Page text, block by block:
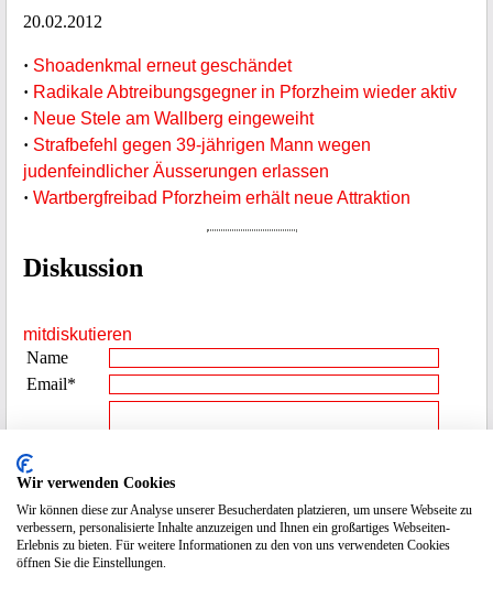
20.02.2012
· Shoadenkmal erneut geschändet
· Radikale Abtreibungsgegner in Pforzheim wieder aktiv
· Neue Stele am Wallberg eingeweiht
· Strafbefehl gegen 39-jährigen Mann wegen
judenfeindlicher Äusserungen erlassen
· Wartbergfreibad Pforzheim erhält neue Attraktion
Diskussion
mitdiskutieren
Name
Email*
Beitrag**
Spamcode
eingeben
3372
Wir verwenden Cookies
Wir können diese zur Analyse unserer Besucherdaten platzieren, um unsere Webseite zu
verbessern, personalisierte Inhalte anzuzeigen und Ihnen ein großartiges Webseiten-
Erlebnis zu bieten. Für weitere Informationen zu den von uns verwendeten Cookies
öffnen Sie die Einstellungen.